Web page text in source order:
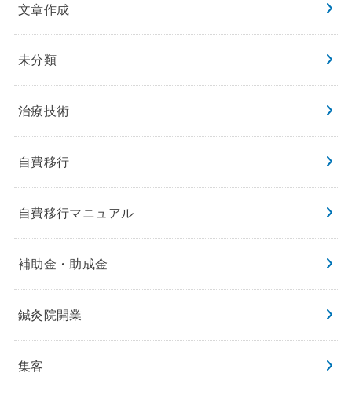
文章作成
未分類
治療技術
自費移行
自費移行マニュアル
補助金・助成金
鍼灸院開業
集客